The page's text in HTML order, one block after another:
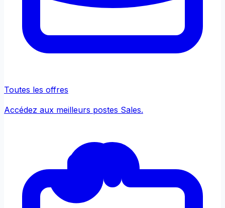
Toutes les offres
Accédez aux meilleurs postes Sales.